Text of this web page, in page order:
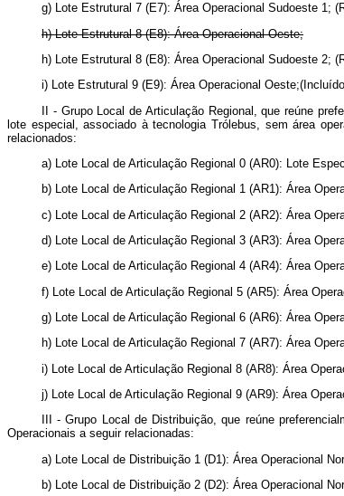
g) Lote Estrutural 7 (E7): Área Operacional Sudoeste 1;
h) Lote Estrutural 8 (E8): Área Operacional Oeste;
h) Lote Estrutural 8 (E8): Área Operacional Sudoeste 2;
i) Lote Estrutural 9 (E9): Área Operacional
II - Grupo Local de Articulação Regional, que reúne
lote especial, associado à tecnologia Trólebus, sem área
relacionados:
a) Lote Local de Articulação Regional 0 (AR0): Lote
b) Lote Local de Articulação Regional 1 (AR1): Área
c) Lote Local de Articulação Regional 2 (AR2): Área
d) Lote Local de Articulação Regional 3 (AR3): Área
e) Lote Local de Articulação Regional 4 (AR4): Área
f) Lote Local de Articulação Regional 5 (AR5): Área
g) Lote Local de Articulação Regional 6 (AR6): Área
h) Lote Local de Articulação Regional 7 (AR7): Área
i) Lote Local de Articulação Regional 8 (AR8): Área
j) Lote Local de Articulação Regional 9 (AR9): Área
III - Grupo Local de Distribuição, que reúne
Operacionais a seguir relacionadas:
a) Lote Local de Distribuição 1 (D1): Área Operacional
b) Lote Local de Distribuição 2 (D2): Área Operacional